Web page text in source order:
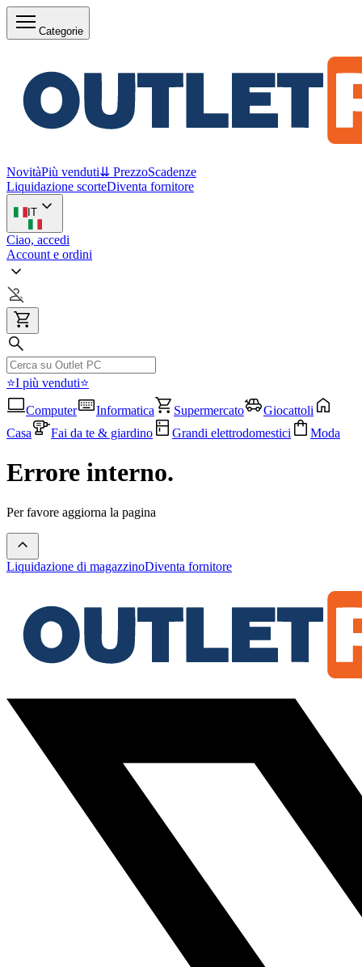
Categorie
NovitàPiù venduti⇊ PrezzoScadenze
Liquidazione scorteDiventa fornitore
IT
Ciao, accedi
Account e ordini
⭐I più venduti⭐
Computer
Informatica Supermercato
Giocattoli
Casa
Fai da te & giardino Grandi elettrodomestici Moda
Errore interno.
Per favore aggiorna la pagina
Liquidazione di magazzinoDiventa fornitore